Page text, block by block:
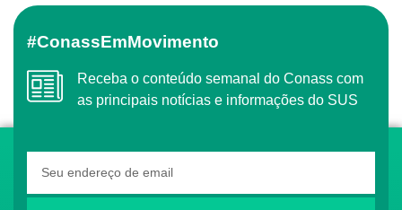
#ConassEmMovimento
Receba o conteúdo semanal do Conass com
as principais notícias e informações do SUS